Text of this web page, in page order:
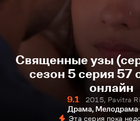
Священные узы
сезон 5 серия 57
онлайн
9.1
2015, Pavitra
Драма, Мелодрама
Эта серия пока